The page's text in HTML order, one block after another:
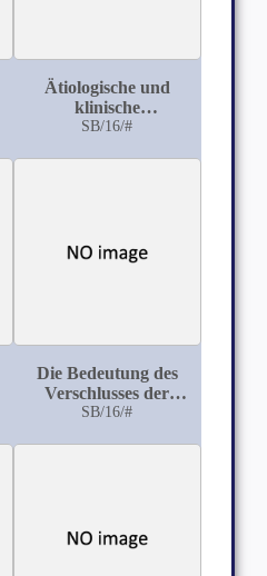
Ätiologische und
klinische
Untersuchungen über
SB/16/#
Die Bedeutung des
Verschlusses der
Gehirnarterien
SB/16/#